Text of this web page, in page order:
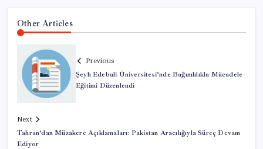
Other Articles
Previous
Şeyh Edebali Üniversitesi’nde Bağımlılıkla Mücadele
Eğitimi Düzenlendi
Next
Tahran’dan Müzakere Açıklamaları: Pakistan Aracılığıyla Süreç Devam
Ediyor